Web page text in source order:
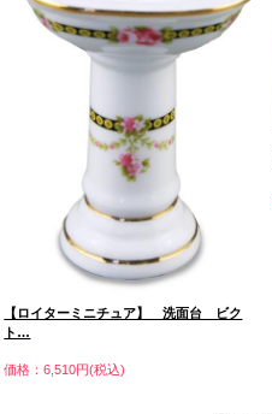
【ロイターミニチュア】 洗面台 ビク
ト…
価格：6,510円(税込)